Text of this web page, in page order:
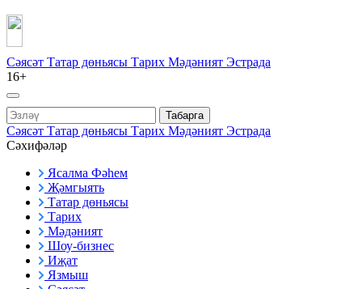
Сәясәт Татар дөньясы Тарих Мәдәният Эстрада
16+
Табарга
Сәясәт Татар дөньясы Тарих Мәдәният Эстрада
Сәхифәләр
Ясалма Фәһем
Җәмгыять
Татар дөньясы
Тарих
Мәдәният
Шоу-бизнес
Иҗат
Язмыш